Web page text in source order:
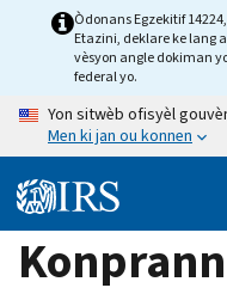
Òdonans Egzekitif
Etazini, deklare ke lang
vèsyon angle dokiman
federal yo.
Yon sitwèb ofisyèl
Men ki jan ou konnen